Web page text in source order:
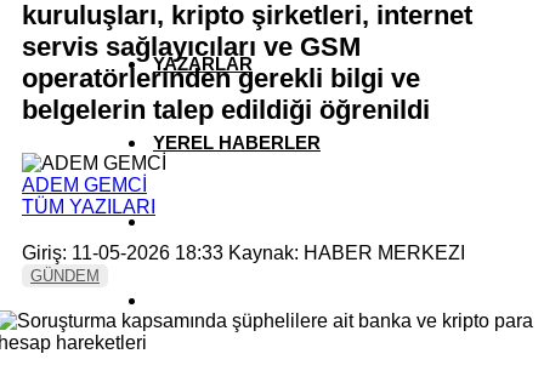
YAZARLAR
YEREL HABERLER
kuruluşları, kripto şirketleri, internet
servis sağlayıcıları ve GSM
operatörlerinden gerekli bilgi ve
belgelerin talep edildiği öğrenildi
ADEM GEMCİ
TÜM YAZILARI
Giriş: 11-05-2026 18:33 Kaynak: HABER MERKEZI
GÜNDEM